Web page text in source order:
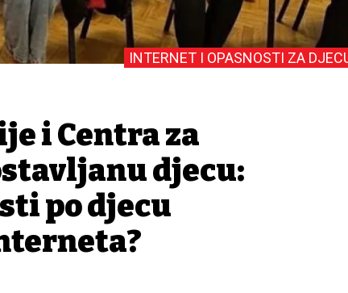
INTERNET I OPASNOSTI ZA
i Centra za
djecu:
po djecu